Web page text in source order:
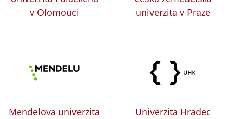
v Olomouci
univerzita v Praze
Mendelova univerzita
Univerzita Hradec